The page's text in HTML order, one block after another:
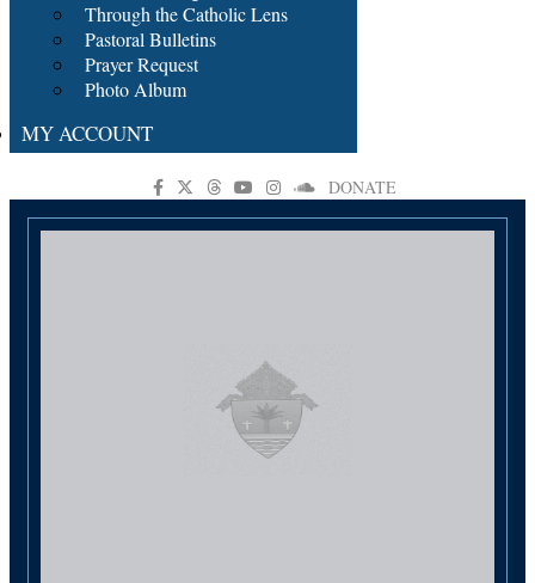
Through the Catholic Lens
Pastoral Bulletins
Prayer Request
Photo Album
MY ACCOUNT
DONATE